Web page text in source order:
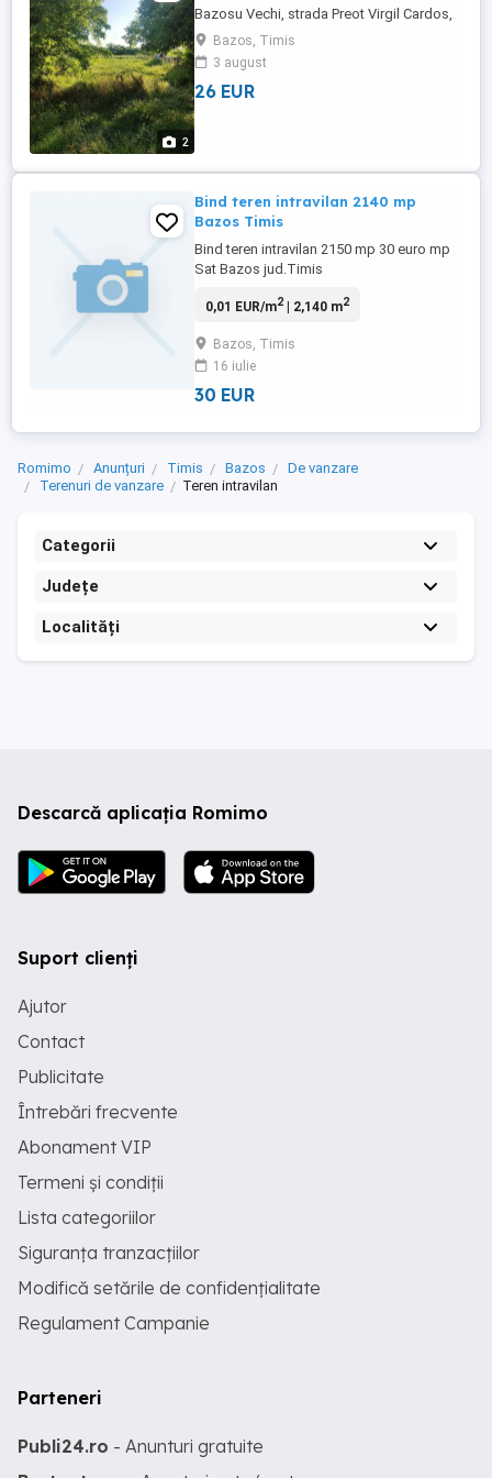
2
Bazosu Vechi, strada Preot Virgil Cardos,
front stradal 13.28m. Pret 26euro mp
1100mp
Bazos, Timis
3 august
26 EUR
Bind teren intravilan 2140 mp
Bazos Timis
Bind teren intravilan 2150 mp 30 euro mp
Sat Bazos jud.Timis
0,01 EUR/m2| 2,140 m2
Bazos, Timis
16 iulie
30 EUR
Romimo Anunțuri Timis Bazos
De vanzare
Terenuri de vanzare
Teren intravilan
Categorii
Județe
Localități
Descarcă aplicația Romimo
Suport clienți
Ajutor
Contact
Publicitate
Întrebări frecvente
Abonament VIP
Termeni și condiții
Lista categoriilor
Siguranța tranzacțiilor
Modifică setările de confidențialitate
Regulament Campanie
Parteneri
Publi24.ro - Anunturi gratuite